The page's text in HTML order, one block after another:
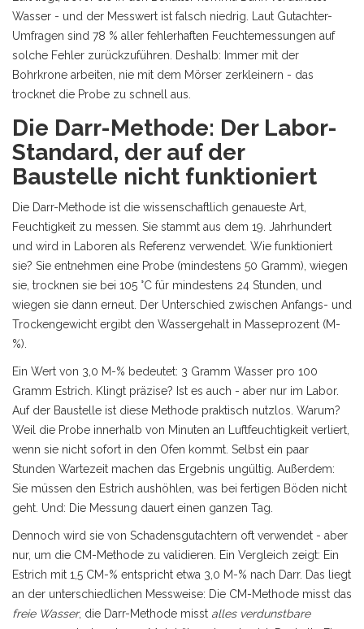
Wasser - und der Messwert ist falsch niedrig. Laut Gutachter-
Umfragen sind 78 % aller fehlerhaften Feuchtemessungen auf
solche Fehler zurückzuführen. Deshalb: Immer mit der
Bohrkrone arbeiten, nie mit dem Mörser zerkleinern - das
trocknet die Probe zu schnell aus.
Die Darr-Methode: Der Labor-
Standard, der auf der
Baustelle nicht funktioniert
Die Darr-Methode ist die wissenschaftlich genaueste Art,
Feuchtigkeit zu messen. Sie stammt aus dem 19. Jahrhundert
und wird in Laboren als Referenz verwendet. Wie funktioniert
sie? Sie entnehmen eine Probe (mindestens 50 Gramm), wiegen
sie, trocknen sie bei 105 °C für mindestens 24 Stunden, und
wiegen sie dann erneut. Der Unterschied zwischen Anfangs- und
Trockengewicht ergibt den Wassergehalt in Masseprozent (M-
%).
Ein Wert von 3,0 M-% bedeutet: 3 Gramm Wasser pro 100
Gramm Estrich. Klingt präzise? Ist es auch - aber nur im Labor.
Auf der Baustelle ist diese Methode praktisch nutzlos. Warum?
Weil die Probe innerhalb von Minuten an Luftfeuchtigkeit verliert,
wenn sie nicht sofort in den Ofen kommt. Selbst ein paar
Stunden Wartezeit machen das Ergebnis ungültig. Außerdem:
Sie müssen den Estrich aushöhlen, was bei fertigen Böden nicht
geht. Und: Die Messung dauert einen ganzen Tag.
Dennoch wird sie von Schadensgutachtern oft verwendet - aber
nur, um die CM-Methode zu validieren. Ein Vergleich zeigt: Ein
Estrich mit 1,5 CM-% entspricht etwa 3,0 M-% nach Darr. Das liegt
an der unterschiedlichen Messweise: Die CM-Methode misst das
freie Wasser, die Darr-Methode misst alles verdunstbare